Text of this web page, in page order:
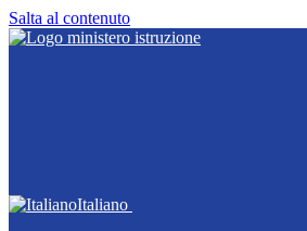
Salta al contenuto
Italiano